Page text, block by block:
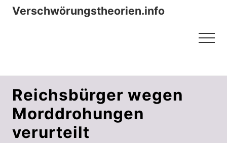
Menu
Zum
ZurVerschwörungstheorien.info
Menu
Reichsbürger wegen
Morddrohungen
verurteilt